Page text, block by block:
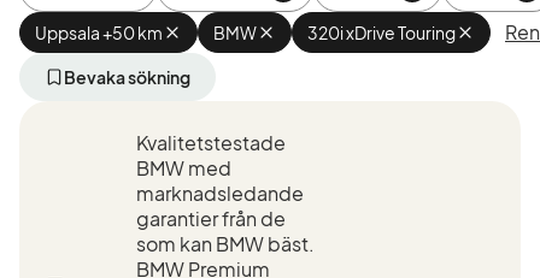
Uppsala +50 km Ta
bort
aktivt
+50
km
(Plats)
BMW Ta
bort
(Tillverkare)
320i xDrive Touring Ta
bort
Bevaka sökning
Kvalitetstestade
BMW med
marknadsledande
garantier från de
som kan BMW bäst.
BMW Premium